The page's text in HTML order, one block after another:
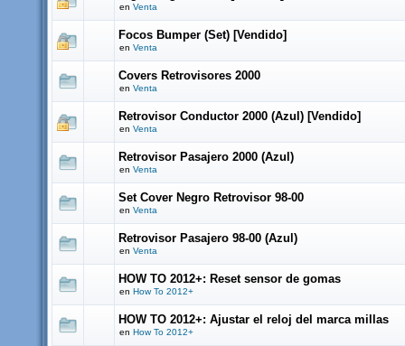
en Venta
Focos Bumper (Set) [Vendido]
en Venta
Covers Retrovisores 2000
en Venta
Retrovisor Conductor 2000 (Azul) [Vendido]
en Venta
Retrovisor Pasajero 2000 (Azul)
en Venta
Set Cover Negro Retrovisor 98-00
en Venta
Retrovisor Pasajero 98-00 (Azul)
en Venta
HOW TO 2012+: Reset sensor de gomas
en How To 2012+
HOW TO 2012+: Ajustar el reloj del marca millas
en How To 2012+